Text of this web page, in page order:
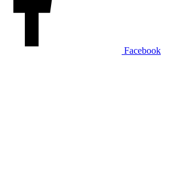
Facebook